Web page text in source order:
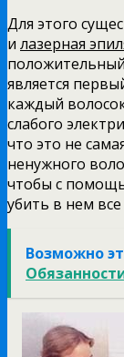
Для этого
и лазерная
является
каждый
слабого
что это не
ненужного
чтобы с
убить в нем
Возможно